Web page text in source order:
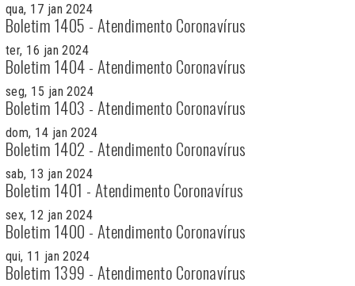
qua, 17 jan 2024
Boletim 1405 - Atendimento Coronavírus
ter, 16 jan 2024
Boletim 1404 - Atendimento Coronavírus
seg, 15 jan 2024
Boletim 1403 - Atendimento Coronavírus
dom, 14 jan 2024
Boletim 1402 - Atendimento Coronavírus
sab, 13 jan 2024
Boletim 1401 - Atendimento Coronavírus
sex, 12 jan 2024
Boletim 1400 - Atendimento Coronavírus
qui, 11 jan 2024
Boletim 1399 - Atendimento Coronavírus